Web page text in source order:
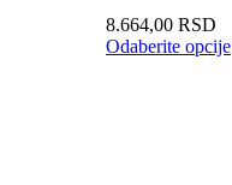
8.664,00 RSD
Odaberite opcije